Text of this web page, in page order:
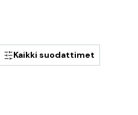
Kaikki suodattimet